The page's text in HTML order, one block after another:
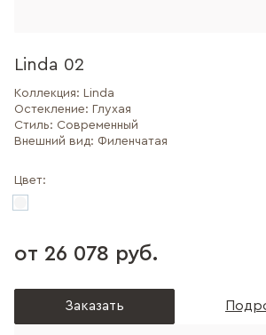
Linda 02
Коллекция: Linda
Остекление: Глухая
Стиль: Современный
Внешний вид: Филенчатая
Цвет:
от 26 078 руб.
Заказать